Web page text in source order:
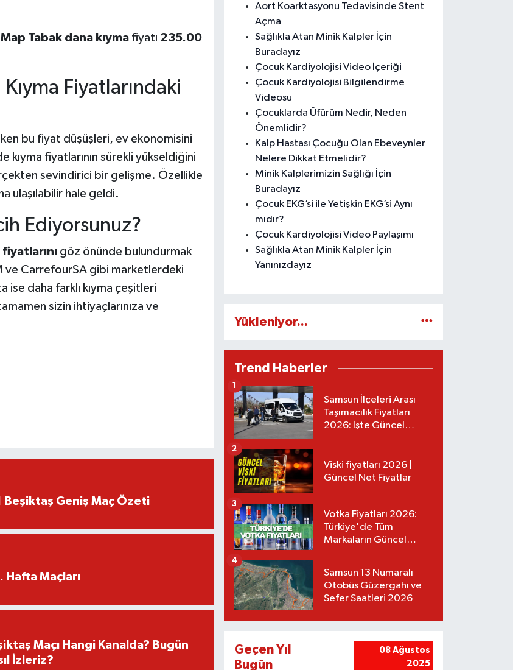
Tabak dana kıymafiyatı 235.00
Fiyatlarındaki
bu fiyat düşüşleri, ev ekonomisini
fiyatlarının sürekli yükseldiğini
sevindirici bir gelişme. Özellikle
ulaşılabilir hale geldi.
Ediyorsunuz?
fiyatlarınıgöz önünde bulundurmak
ve CarrefourSA gibi marketlerdeki
ise daha farklı kıyma çeşitleri
sizin ihtiyaçlarınıza ve
Beşiktaş Geniş Maç Özeti
Hafta Maçları
Maçı Hangi Kanalda? Bugün
İzleriz?
Aort Koarktasyonu Tedavisinde Stent
Açma
Sağlıkla Atan Minik Kalpler İçin
Buradayız
Çocuk Kardiyolojisi Video İçeriği
Çocuk Kardiyolojisi Bilgilendirme
Videosu
Çocuklarda Üfürüm Nedir, Neden
Önemlidir?
Kalp Hastası Çocuğu Olan Ebeveynler
Nelere Dikkat Etmelidir?
Minik Kalplerimizin Sağlığı İçin
Buradayız
Çocuk EKG’si ile Yetişkin EKG’si Aynı
mıdır?
Çocuk Kardiyolojisi Video Paylaşımı
Sağlıkla Atan Minik Kalpler İçin
Yanınızdayız
Yükleniyor...
Trend Haberler
Samsun İlçeleri Arası
Taşımacılık Fiyatları
2026: İşte Güncel
1
Viski fiyatları 2026 |
Güncel Net Fiyatlar
2
Votka Fiyatları 2026:
Türkiye'de Tüm
Markaların Güncel
3
Samsun 13 Numaralı
Otobüs Güzergahı ve
Sefer Saatleri 2026
4
Geçen Yıl
Bugün
08 Ağustos
2025